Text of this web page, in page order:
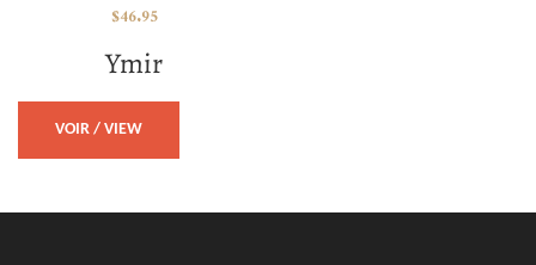
Ymir
$46.95
VOIR / VIEW